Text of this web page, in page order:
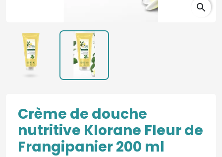
search
Crème de douche
nutritive Klorane Fleur de
Frangipanier 200 ml